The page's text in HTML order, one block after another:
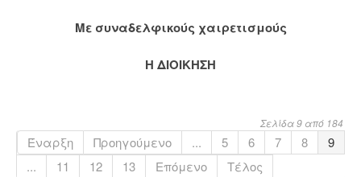
Με συναδελφικούς χαιρετισμούς
Η ΔΙΟΙΚΗΣΗ
Σελίδα 9 από 184
Έναρξη Προηγούμενο ... 5 6 7 8
9
...
11 12 13 Επόμενο Τέλος